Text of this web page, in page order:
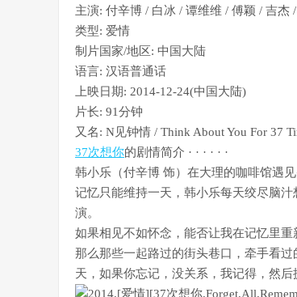
主演: 付辛博 / 白冰 / 谭维维 / 傅颖 / 吉杰
类型: 爱情
制片国家/地区: 中国大陆
语言: 汉语普通话
上映日期: 2014-12-24(中国大陆)
片长: 91分钟
又名: N见钟情 / Think About You For 37
37次想你的剧情简介 · · · · · ·
韩小乐（付辛博 饰）在大理的咖啡馆遇
记忆只能维持一天，韩小乐每天绞尽脑
演。
如果相见不如怀念，能否让我在记忆里
那么那些一起路过的街头巷口，牵手看
天，如果你忘记，没关系，我记得，然